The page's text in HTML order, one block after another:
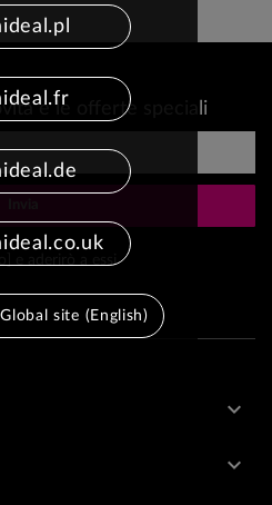
e le offerte speciali
e aderirò a essi


site (English)